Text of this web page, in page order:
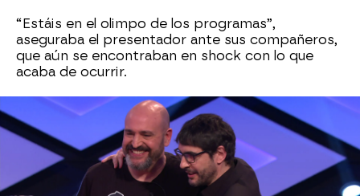
“Estáis en el olimpo de los programas”,
aseguraba el presentador ante sus compañeros,
que aún se encontraban en shock con lo que
acaba de ocurrir.
Más sobre este tema:
Los dispersos